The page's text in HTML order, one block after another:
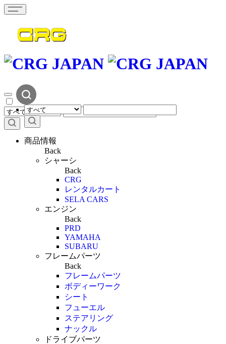
商品情報
Back
シャーシ
Back
CRG
レンタルカート
SELA CARS
エンジン
Back
PRD
YAMAHA
SUBARU
フレームパーツ
Back
フレームパーツ
ボディーワーク
シート
フューエル
ステアリング
ナックル
ドライブパーツ